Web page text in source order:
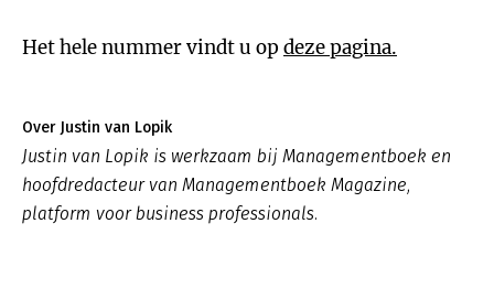
Het hele nummer vindt u op deze pagina.
Over Justin van Lopik
Justin van Lopik is werkzaam bij Managementboek en
hoofdredacteur van Managementboek Magazine,
platform voor business professionals.